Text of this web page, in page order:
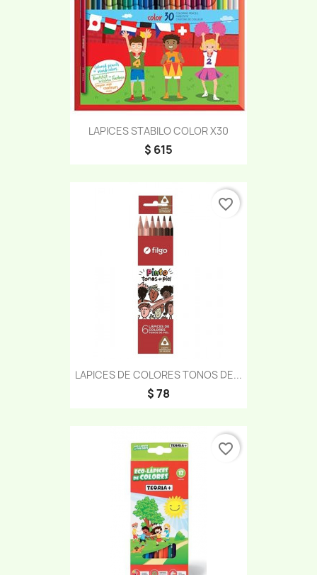
LAPICES STABILO COLOR X30
$ 615
LAPICES DE COLORES TONOS DE...
$ 78
favorite_border
favorite_border